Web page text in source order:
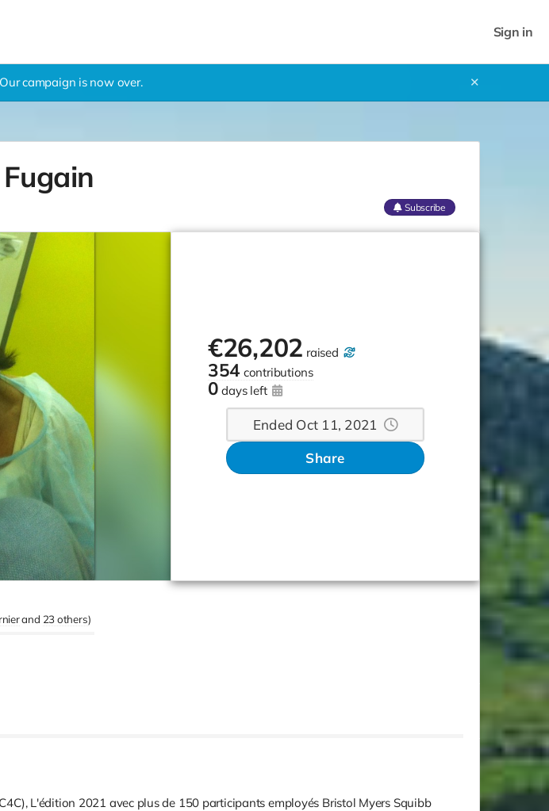
Sign in
campaign is now over. ✕
Subscribe
€26,202 raised
354 contributions
0 days left
Ended Oct 11, 2021
Share
23 others)
L'édition 2021 avec plus de 150 participants employés Bristol Myers Squibb